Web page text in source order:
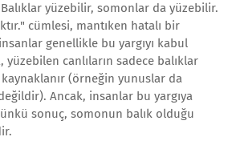
yüzebilir, somonlar da yüzebilir.
cümlesi, mantıken hatalı bir
genellikle bu yargıyı kabul
canlıların sadece balıklar
kaynaklanır (örneğin yunuslar da
Ancak, insanlar bu yargıya
sonuç, somonun balık olduğu